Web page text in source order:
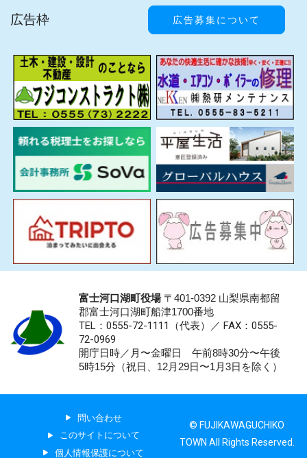
広告枠 広告募集について
富士河口湖町役場〒401-0392 山梨県南都留
郡富士河口湖町船津1700番地
TEL：0555-72-1111 （代表）／ FAX：0555-
72-0969
開庁日時／月〜金曜日 午前8時30分〜午後
5時15分（祝日、12月29日〜1月3日を除く）
問い合わせ
このサイトについて
個人情報保護について
© FUJIKAWAGUCHIKO
TOWN All Rights Reserved.